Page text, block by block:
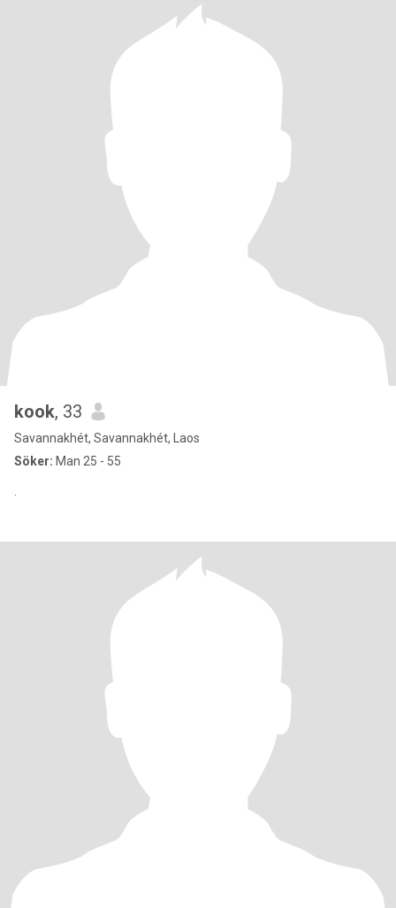
kook, 33
Savannakhét, Savannakhét, Laos
Söker: Man 25 - 55